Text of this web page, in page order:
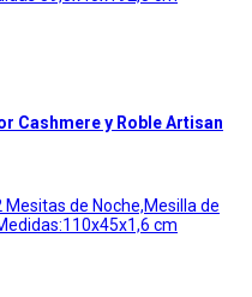
Cashmere y Roble Artisan